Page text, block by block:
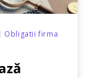
Obligatii firma